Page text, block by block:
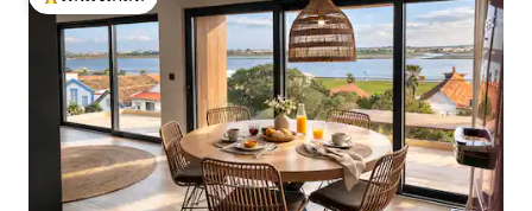
โดนใจเกสต์ที่สุด